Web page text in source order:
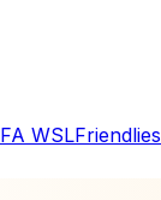
FA WSLFriendlies